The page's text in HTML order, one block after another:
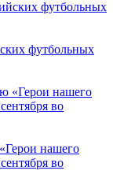
футбольных
нашего
во